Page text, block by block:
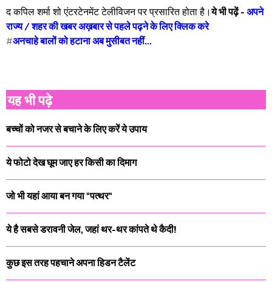
द कपिल शर्मा शो एंटरटेनमेंट टेलीविजन पर प्रसारित होता है।ये भी पढ़ें - अपने
राज्य / शहर की खबर अख़बार से पहले पढ़ने के लिए क्लिक करे
#अनचाहे बालों को हटाना अब मुसीबत नहीं...
यह भी पढ़े
बच्चों को नजर से बचाने के लिए करें ये उपाय
ये फोटो देख घूम जाए हर किसी का दिमाग
जो भी यहां आया बन गया "पत्थर"
ये है सबसे डरावनी जेल, जहां थर-थर कांपते थे कैदी!
कुछ इस तरह पहचाने अपना हिडन टैलेंट